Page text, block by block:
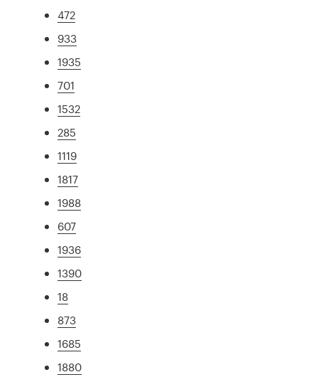
472
933
1935
701
1532
285
1119
1817
1988
607
1936
1390
18
873
1685
1880